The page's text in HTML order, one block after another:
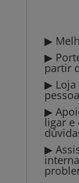
▶
▶
partir
▶ Loja
▶
ligar e
▶